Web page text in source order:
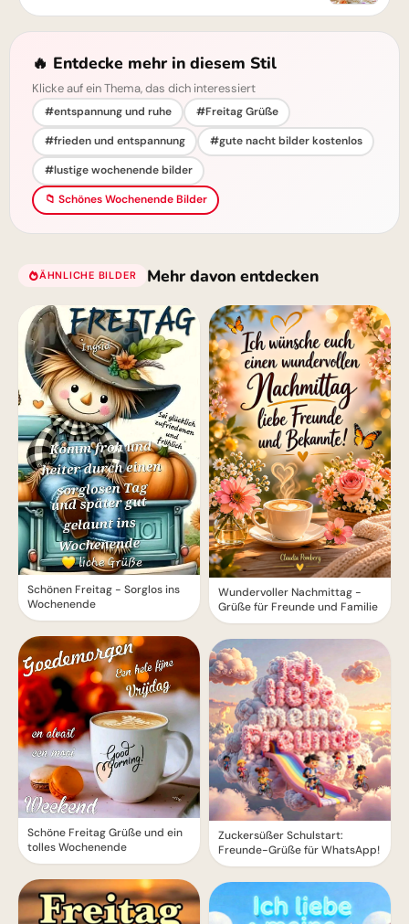
🔥 Entdecke mehr in diesem Stil
Klicke auf ein Thema, das dich interessiert
#entspannung und ruhe
#Freitag Grüße
#frieden und entspannung
#gute nacht bilder kostenlos
#lustige wochenende bilder
📁 Schönes Wochenende Bilder
ÄHNLICHE BILDER Mehr davon entdecken
Schönen Freitag - Sorglos ins
Wochenende
Schöne Freitag Grüße und ein
tolles Wochenende
Wundervoller Nachmittag -
Grüße für Freunde und Familie
Zuckersüßer Schulstart:
Freunde-Grüße für WhatsApp!